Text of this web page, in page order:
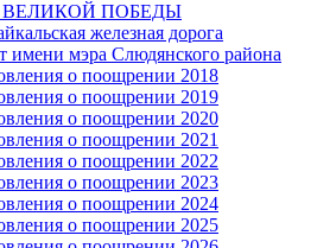
ВЕЛИКОЙ ПОБЕДЫ
железная дорога
имени мэра Слюдянского района
о поощрении 2018
о поощрении 2019
о поощрении 2020
о поощрении 2021
о поощрении 2022
о поощрении 2023
о поощрении 2024
о поощрении 2025